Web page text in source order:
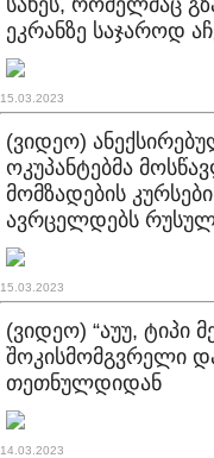
სახეს, რომელმაც
ეკრანზე საჯაროდ
15.03.2023
(ვიდეო)
ოკუპანტებმა
მომზადების
ავრცელდებს
15.03.2023
(ვიდეო) “აუუ, ტიპი
შოკისმომგვრელი
თეთნულდიდან
14.03.2023